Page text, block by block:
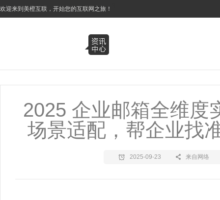
欢迎来到美橙互联，开始您的互联网之旅！
2025 企业邮箱全维度
场景适配，帮企业找
2025-09-23 来自网络